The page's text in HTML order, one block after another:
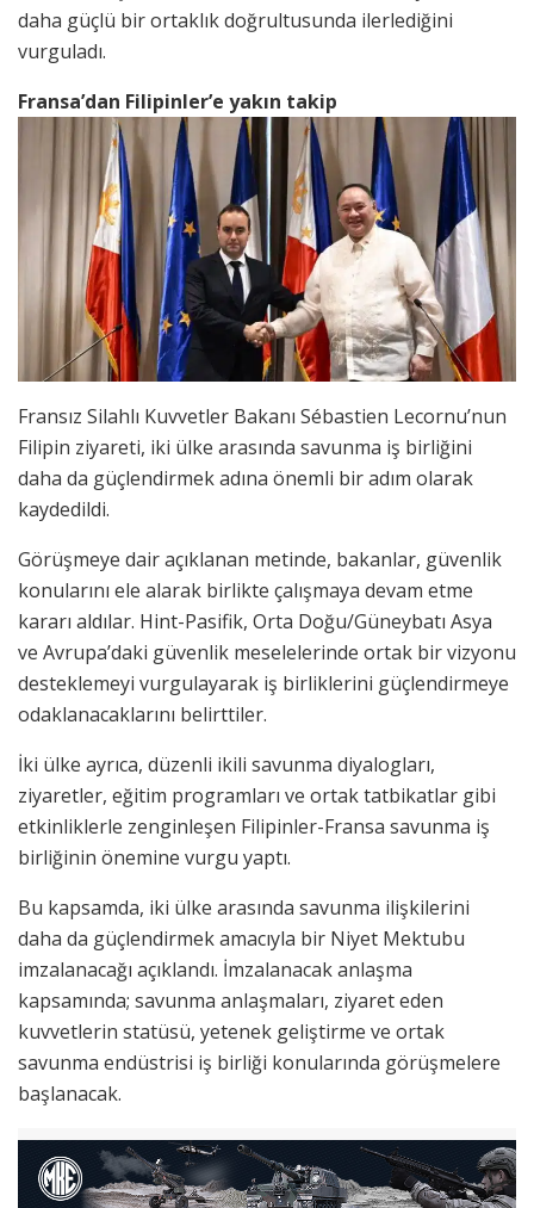
daha güçlü bir ortaklık doğrultusunda ilerlediğini
vurguladı.
Fransa’dan Filipinler’e yakın takip
Fransız Silahlı Kuvvetler Bakanı Sébastien Lecornu’nun
Filipin ziyareti, iki ülke arasında savunma iş birliğini
daha da güçlendirmek adına önemli bir adım olarak
kaydedildi.
Görüşmeye dair açıklanan metinde, bakanlar, güvenlik
konularını ele alarak birlikte çalışmaya devam etme
kararı aldılar. Hint-Pasifik, Orta Doğu/Güneybatı Asya
ve Avrupa’daki güvenlik meselelerinde ortak bir vizyonu
desteklemeyi vurgulayarak iş birliklerini güçlendirmeye
odaklanacaklarını belirttiler.
İki ülke ayrıca, düzenli ikili savunma diyalogları,
ziyaretler, eğitim programları ve ortak tatbikatlar gibi
etkinliklerle zenginleşen Filipinler-Fransa savunma iş
birliğinin önemine vurgu yaptı.
Bu kapsamda, iki ülke arasında savunma ilişkilerini
daha da güçlendirmek amacıyla bir Niyet Mektubu
imzalanacağı açıklandı. İmzalanacak anlaşma
kapsamında; savunma anlaşmaları, ziyaret eden
kuvvetlerin statüsü, yetenek geliştirme ve ortak
savunma endüstrisi iş birliği konularında görüşmelere
başlanacak.